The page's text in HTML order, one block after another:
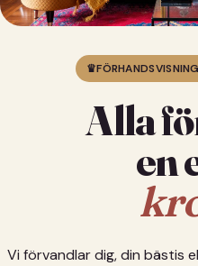
♛
Alla
en
Vi förvandlar dig, din bästis